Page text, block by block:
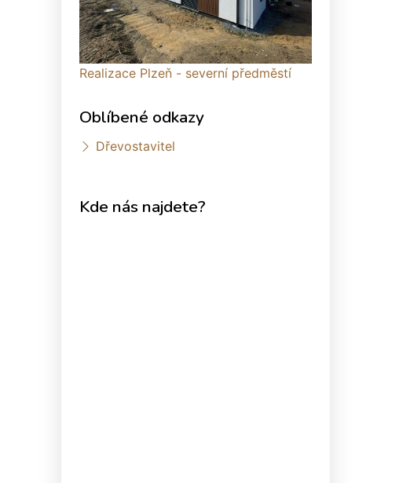
Realizace Plzeň - severní předměstí
Oblíbené odkazy
Dřevostavitel
Kde nás najdete?